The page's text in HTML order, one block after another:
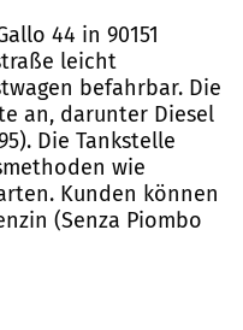
44 in 90151
leicht
befahrbar. Die
an, darunter Diesel
Die Tankstelle
wie
Kunden können
(Senza Piombo